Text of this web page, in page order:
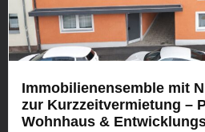
Immobilienensemble mit
zur Kurzzeitvermietung –
Wohnhaus &